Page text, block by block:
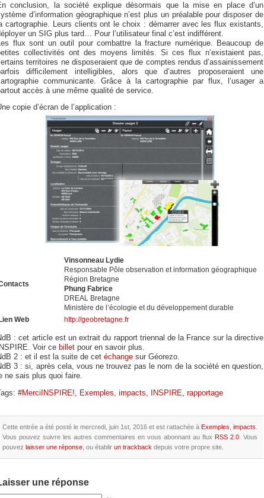
conclusion, la société explique désormais que la mise en place d’un
d’information géographique n’est plus un préalable pour disposer de
cartographie. Leurs clients ont le choix : démarrer avec les flux existants,
un SIG plus tard… Pour l’utilisateur final c’est indifférent.
Les flux sont un outil pour combattre la fracture numérique. Beaucoup de
collectivités ont des moyens limités. Si ces flux n’existaient pas,
territoires ne disposeraient que de comptes rendus d’assainissement
difficilement intelligibles, alors que d’autres proposeraient une
communicante. Grâce à la cartographie par flux, l’usager a
accès à une même qualité de service.
copie d’écran de l’application :
Vinsonneau Lydie
Responsable Pôle observation et information géographique
Région Bretagne
Phung Fabrice
DREAL Bretagne
Ministère de l’écologie et du développement durable
Web
http://geobretagne.fr
: cet article est un extrait du rapport triennal de la France sur la directive
INSPIRE. Voir ce billet pour en savoir plus.
2 : et il est la suite de cet échange sur Géorezo.
3 : si, après cela, vous ne trouvez pas le nom de la société en question,
ne sais plus quoi faire.
Tags: #MerciINSPIRE!, Exemples, impacts, INSPIRE, rapportage
Cette entrée a été posté le mercredi, juin 1st, 2016 et est rattachée à Exemples impacts
Vous pouvez suivre les autres commentaires en vous abonnant au flux RSS 2.0 . Vous
pouvez laisser une réponse , ou établir un trackback depuis votre propre site.
une réponse